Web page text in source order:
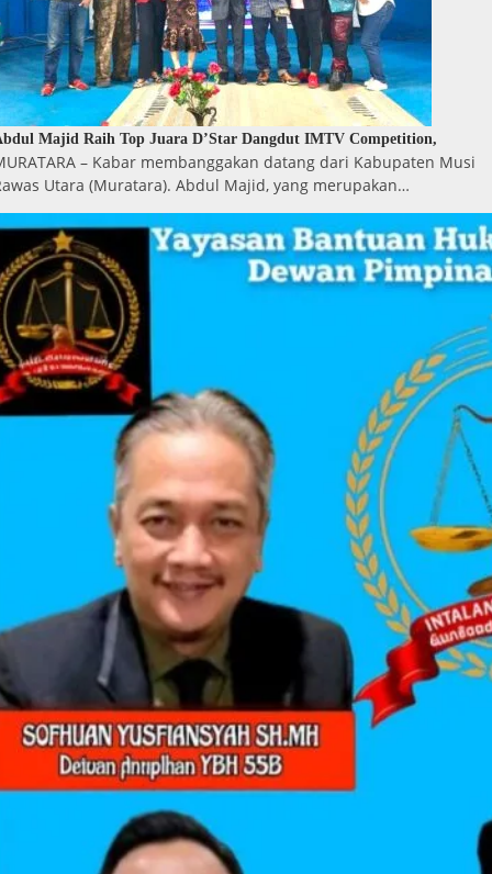
Majid Raih Top Juara D’Star Dangdut IMTV Competition,
– Kabar membanggakan datang dari Kabupaten Musi
Utara (Muratara). Abdul Majid, yang merupakan…